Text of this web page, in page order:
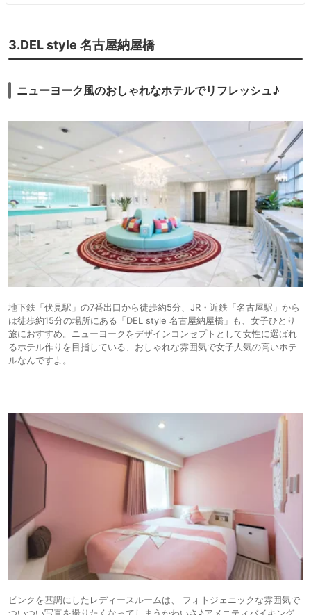
3.DEL style 名古屋納屋橋
ニューヨーク風のおしゃれなホテルでリフレッシュ♪
地下鉄「伏見駅」の7番出口から徒歩約5分、JR・近鉄「名古屋駅」から
は徒歩約15分の場所にある「DEL style 名古屋納屋橋」も、女子ひとり
旅におすすめ。ニューヨークをデザインコンセプトとして女性に選ばれ
るホテル作りを目指している、おしゃれな雰囲気で女子人気の高いホテ
ルなんですよ。
ピンクを基調にしたレディースルームは、 フォトジェニックな雰囲気で
ついつい写真を撮りたくなってしまうかわいさ♪アメニティバイキング